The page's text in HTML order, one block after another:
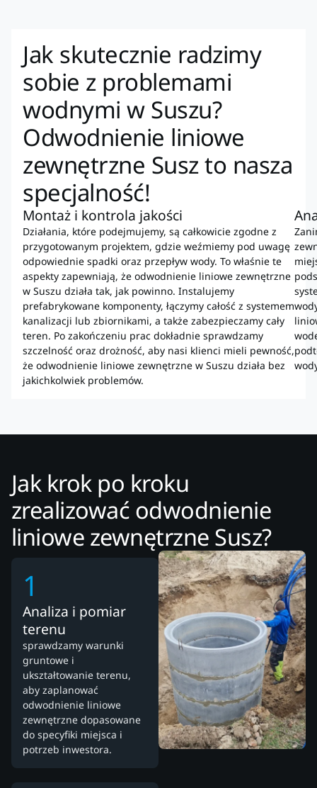
Jak skutecznie radzimy
sobie z problemami
wodnymi w Suszu?
Odwodnienie liniowe
zewnętrzne Susz to nasza
specjalność!
Montaż i kontrola jakości
Działania, które podejmujemy, są całkowicie zgodne z
przygotowanym projektem, gdzie weźmiemy pod uwagę
odpowiednie spadki oraz przepływ wody. To właśnie te
aspekty zapewniają, że odwodnienie liniowe zewnętrzne
w Suszu działa tak, jak powinno. Instalujemy
prefabrykowane komponenty, łączymy całość z systemem
kanalizacji lub zbiornikami, a także zabezpieczamy cały
teren. Po zakończeniu prac dokładnie sprawdzamy
szczelność oraz drożność, aby nasi klienci mieli pewność,
że odwodnienie liniowe zewnętrzne w Suszu działa bez
jakichkolwiek problemów.
Jak krok po kroku
zrealizować odwodnienie
liniowe zewnętrzne Susz?
1
Analiza i pomiar
terenu
sprawdzamy warunki
gruntowe i
ukształtowanie terenu,
aby zaplanować
odwodnienie liniowe
zewnętrzne dopasowane
do specyfiki miejsca i
potrzeb inwestora.